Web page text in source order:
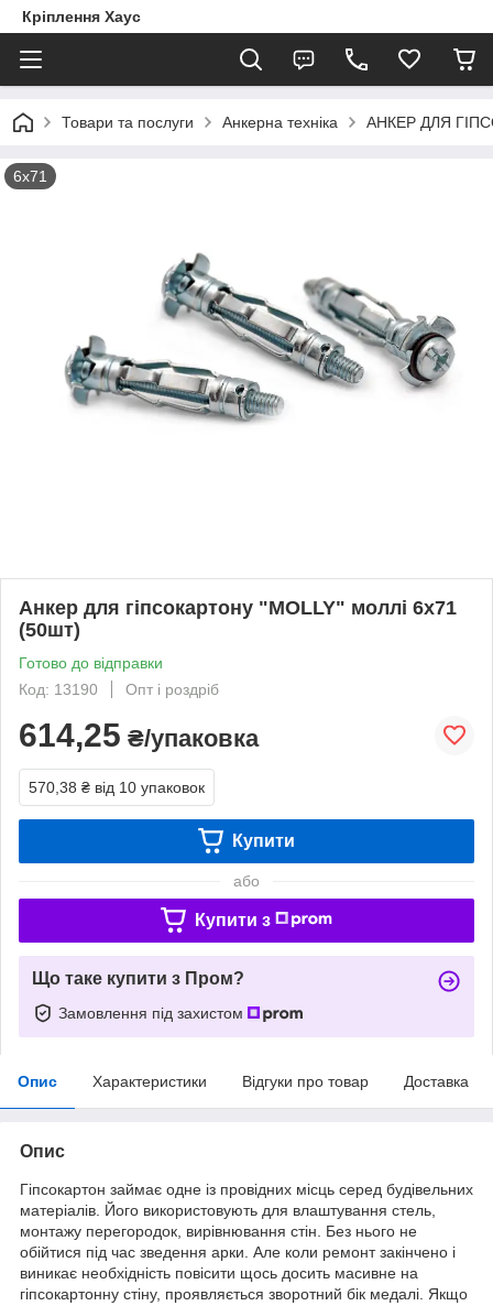
Кріплення Хаус
Товари та послуги Анкерна техніка АНКЕР ДЛЯ
6х71
Анкер для гіпсокартону "MOLLY" моллі 6х71
(50шт)
Готово до відправки
Код: 13190
Опт і роздріб
614,25 ₴/упаковка
570,38 ₴ від 10 упаковок
Купити
або
Купити з
Що таке купити з Пром?
Замовлення під захистом
Опис Характеристики Відгуки про товар Доставка
Опис
Гіпсокартон займає одне із провідних місць серед будівельних
матеріалів. Його використовують для влаштування стель,
монтажу перегородок, вирівнювання стін. Без нього не
обійтися під час зведення арки. Але коли ремонт закінчено і
виникає необхідність повісити щось досить масивне на
гіпсокартонну стіну, проявляється зворотний бік медалі. Якщо